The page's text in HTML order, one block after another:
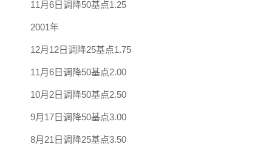
11月6日调降50基点1.25
2001年
12月12日调降25基点1.75
11月6日调降50基点2.00
10月2日调降50基点2.50
9月17日调降50基点3.00
8月21日调降25基点3.50